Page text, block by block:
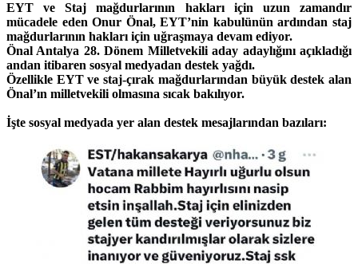
EYT ve Staj mağdurlarının hakları için uzun zamandır
mücadele eden Onur Önal, EYT’nin kabulünün ardından staj
mağdurlarının hakları için uğraşmaya devam ediyor.
Önal Antalya 28. Dönem Milletvekili aday adaylığını açıkladığı
andan itibaren sosyal medyadan destek yağdı.
Özellikle EYT ve staj-çırak mağdurlarından büyük destek alan
Önal’ın milletvekili olmasına sıcak bakılıyor.
İşte sosyal medyada yer alan destek mesajlarından bazıları: